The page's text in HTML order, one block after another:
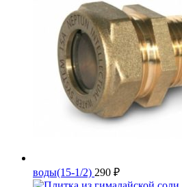
воды(15-1/2) 290 ₽